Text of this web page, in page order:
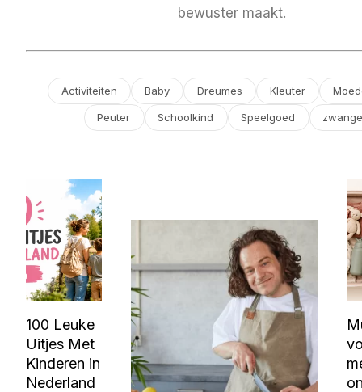
bewuster maakt.
Activiteiten Baby Dreumes Kleuter
Peuter Schoolkind Speelgoed
100 Leuke
Uitjes Met
Kinderen in
Nederland